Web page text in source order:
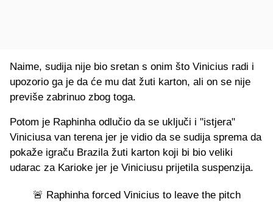
Naime, sudija nije bio sretan s onim što Vinicius radi i
upozorio ga je da će mu dat žuti karton, ali on se nije
previše zabrinuo zbog toga.
Potom je Raphinha odlučio da se uključi i "istjera"
Viniciusa van terena jer je vidio da se sudija sprema da
pokaže igraču Brazila žuti karton koji bi bio veliki
udarac za Karioke jer je Viniciusu prijetila suspenzija.
🚨 Raphinha forced Vinicius to leave the pitch